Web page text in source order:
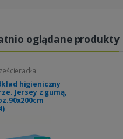
oglądane produkty
higieniczny
Jersey z gumą,